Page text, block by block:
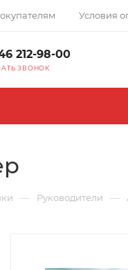
Условия
212-98-00
ЗВОНОК
— Руководители —